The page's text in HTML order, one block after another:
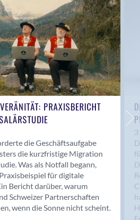
PRAXISBERICHT
die Geschäftsaufgabe
die kurzfristige Migration
Was als Notfall begann,
für digitale
Bericht darüber, warum
Schweizer Partnerschaften
wenn die Sonne nicht scheint.